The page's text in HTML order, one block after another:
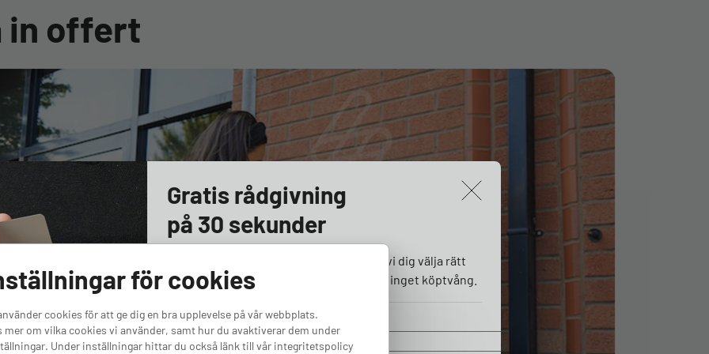
in offert
för cookies
cookies för att ge dig en bra upplevelse på vår webbplats.
mer om vilka cookies vi använder, samt hur du avaktiverar dem under
Under inställningar hittar du också länk till vår integritetspolicy
Gratis rådgivning
på 30 sekunder
Svara på några snabba frågor så hjälper vi dig välja rätt
laddbox eller batteri. Gratis rådgivning – inget köptvång.
Vad är du intresserad av?*